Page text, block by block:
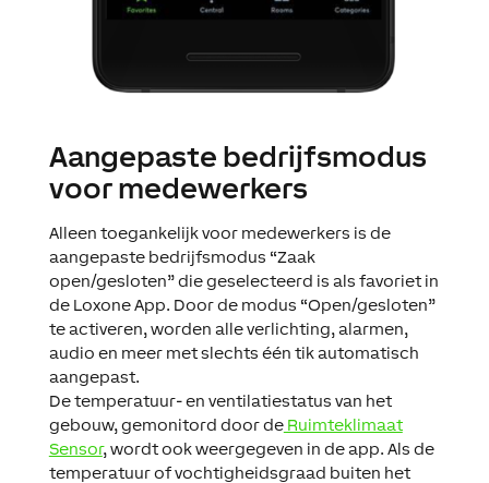
Aangepaste bedrijfsmodus
voor medewerkers
Alleen toegankelijk voor medewerkers is de
aangepaste bedrijfsmodus “Zaak
open/gesloten” die geselecteerd is als favoriet in
de Loxone App. Door de modus “Open/gesloten”
te activeren, worden alle verlichting, alarmen,
audio en meer met slechts één tik automatisch
aangepast.
De temperatuur- en ventilatiestatus van het
gebouw, gemonitord door deRuimteklimaat
Sensor, wordt ook weergegeven in de app. Als de
temperatuur of vochtigheidsgraad buiten het